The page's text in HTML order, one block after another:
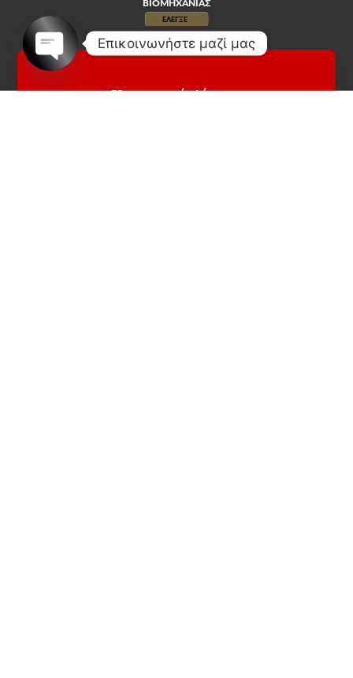
Κοινωνικά Δίκτυα
Επικοινωνήστε μαζί μας
chaty